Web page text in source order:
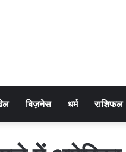
बिज़नेस धर्म राशिफल